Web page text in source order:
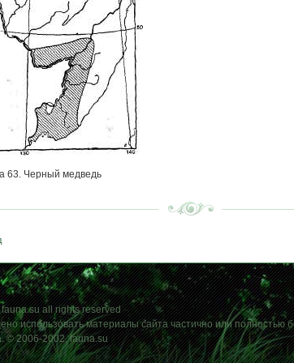
63. Черный медведь
all rights reserved
использовать материалы сайта частично или полностью
© 2006-2002, fauna.su